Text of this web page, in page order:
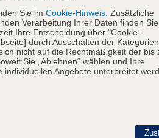
Sie im Cookie-Hinweis. Zusätzliche
Verarbeitung Ihrer Daten finden
Ihre Entscheidung über "Cookie-
durch Ausschalten der Kategorien
nicht auf die Rechtmäßigkeit der bis
Sie „Ablehnen“ wählen und Ihre
Angebote unterbreitet